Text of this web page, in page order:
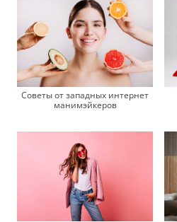
Советы от западных интернет
манимэйкеров